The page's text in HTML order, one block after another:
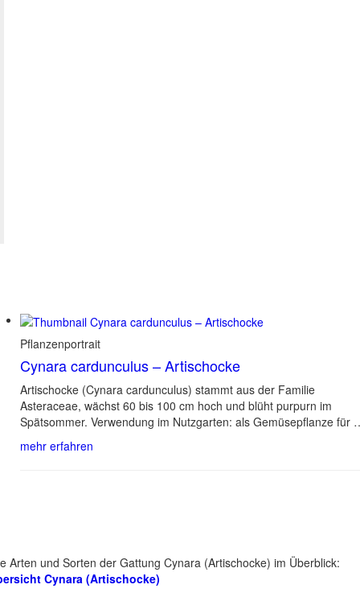
Pflanzenportrait
Cynara cardunculus – Artischocke
Artischocke (Cynara cardunculus) stammt aus der Familie
Asteraceae, wächst 60 bis 100 cm hoch und blüht purpurn im
Spätsommer. Verwendung im Nutzgarten: als Gemüsepflanze für
mehr erfahren
Arten und Sorten der Gattung Cynara (Artischocke) im Überblick:
Cynara (Artischocke)